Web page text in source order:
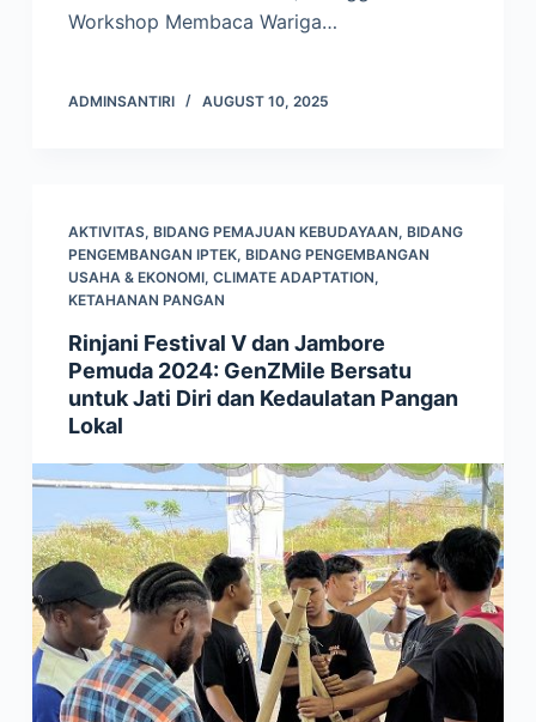
Workshop Membaca Wariga…
ADMINSANTIRI AUGUST 10, 2025
AKTIVITAS, BIDANG PEMAJUAN KEBUDAYAAN, BIDANG
PENGEMBANGAN IPTEK, BIDANG PENGEMBANGAN
USAHA & EKONOMI, CLIMATE ADAPTATION,
KETAHANAN PANGAN
Rinjani Festival V dan Jambore
Pemuda 2024: GenZMile Bersatu
untuk Jati Diri dan Kedaulatan Pangan
Lokal